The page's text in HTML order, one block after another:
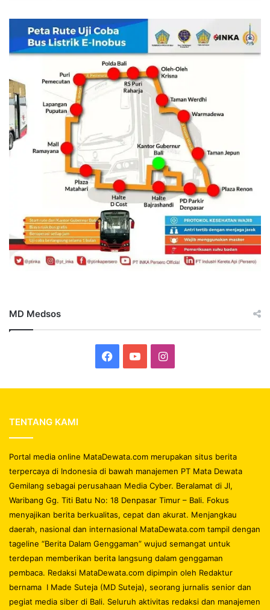
MD Medsos
Facebook
YouTubeInstagram
TENTANG KAMI
Portal media online MataDewata.com merupakan situs berita
terpercaya di Indonesia di bawah manajemen PT Mata Dewata
Gemilang sebagai perusahaan Media Cyber. Beralamat di Jl,
Waribang Gg. Titi Batu No: 18 Denpasar Timur – Bali. Fokus
menyajikan berita berkualitas, cepat dan akurat. Menjangkau
daerah, nasional dan internasional MataDewata.com tampil dengan
tageline “Berita Dalam Genggaman” wujud semangat untuk
terdepan memberikan berita langsung dalam genggaman
pembaca. Redaksi MataDewata.com dipimpin oleh Redaktur
bernama I Made Suteja (MD Suteja), seorang jurnalis senior dan
pegiat media siber di Bali. Seluruh aktivitas redaksi dan manajemen